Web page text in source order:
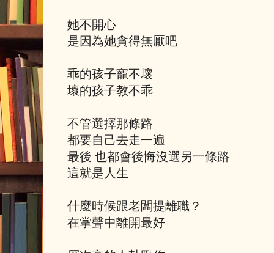
她不開心
是因為她貪得無厭吧
乖的孩子寵不壞
壞的孩子教不乖
不管選擇那條路
都要自己去走一遍
最後 也都會後悔沒選另一條路
這就是人生
什麼時候跟老闆提離職？
在掌聲中離開最好